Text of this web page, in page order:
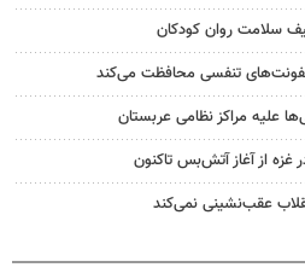
سلامت روان کودکان
عفونت‌های تنفسی محافظت می‌کند
علیه مراکز نظامی عربستان
عقب‌نشینی نمی‌کند